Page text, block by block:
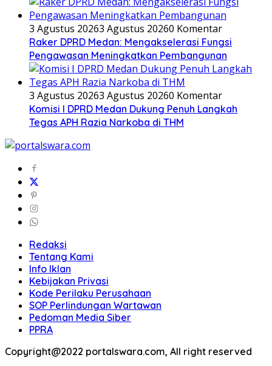
3 Agustus 20263 Agustus 20260 Komentar
Raker DPRD Medan: Mengakselerasi Fungsi
Pengawasan Meningkatkan Pembangunan
3 Agustus 20263 Agustus 20260 Komentar
Komisi I DPRD Medan Dukung Penuh Langkah
Tegas APH Razia Narkoba di THM
Redaksi
Tentang Kami
Info Iklan
Kebijakan Privasi
Kode Perilaku Perusahaan
SOP Perlindungan Wartawan
Pedoman Media Siber
PPRA
Copyright@2022 portalswara.com, All right reserved